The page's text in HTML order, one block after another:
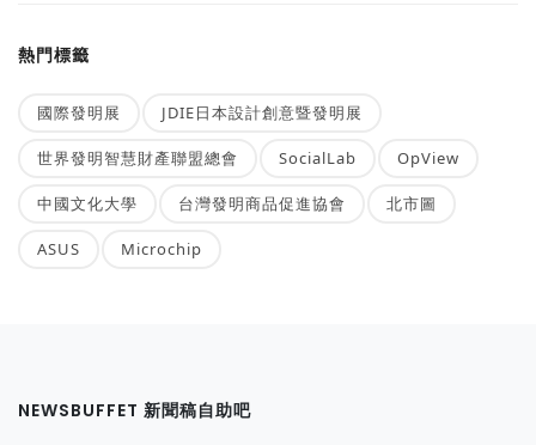
熱門標籤
國際發明展 JDIE日本設計創意暨發明展
世界發明智慧財產聯盟總會 SocialLab OpView
中國文化大學 台灣發明商品促進協會 北市圖
ASUS Microchip
NEWSBUFFET 新聞稿自助吧